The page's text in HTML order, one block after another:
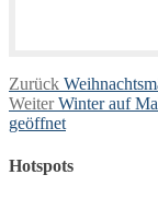
Zurück Vorheriger
Beitrag:
Weiter Nächster
Beitrag:
Winter auf
geöffnet
Hotspots